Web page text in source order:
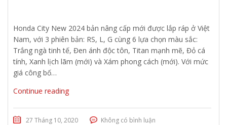
Honda City New 2024 bản nâng cấp mới được lắp ráp ở Việt
Nam, với 3 phiên bản: RS, L, G cùng 6 lựa chọn màu sắc:
Trắng ngà tinh tế, Đen ánh độc tôn, Titan mạnh mẽ, Đỏ cá
tính, Xanh lịch lãm (mới) và Xám phong cách (mới). Với mức
giá công bố…
Continue reading
27 Tháng 10, 2020 Không có bình luận